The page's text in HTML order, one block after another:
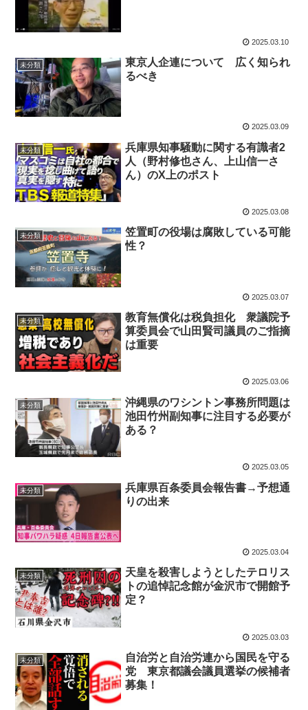
2025.03.10
未分類
東京人企連について 広く知られ
るべき
2025.03.09
未分類
兵庫県知事騒動に関する有識者2
人（野村修也さん、上山信一さ
ん）のX上のポスト
2025.03.08
未分類
笠置町の役場は腐敗している可能
性？
2025.03.07
未分類
教育無償化は税負担化 衆議院予
算委員会で山田賢司議員のご指摘
は重要
2025.03.06
未分類
沖縄県のワシントン事務所問題は
池田竹州副知事に注目する必要が
ある？
2025.03.05
未分類
兵庫県百条委員会報告書→予想通
りの出来
2025.03.04
未分類
天皇を殺害しようとしたテロリス
トの追悼記念館が金沢市で開館予
定？
2025.03.03
未分類
自治労と自治労連から国民を守る
党 東京都議会議員選挙の候補者
募集！